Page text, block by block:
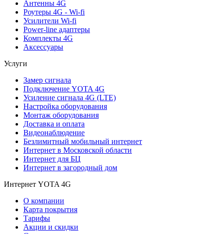
Антенны 4G
Роутеры 4G - Wi-fi
Усилители Wi-fi
Power-line адаптеры
Комплекты 4G
Аксессуары
Услуги
Замер сигнала
Подключение YOTA 4G
Усиление сигнала 4G (LTE)
Настройка оборудования
Монтаж оборудования
Доставка и оплата
Видеонаблюдение
Безлимитный мобильный интернет
Интернет в Московской области
Интернет для БЦ
Интернет в загородный дом
Интернет YOTA 4G
О компании
Карта покрытия
Тарифы
Акции и скидки